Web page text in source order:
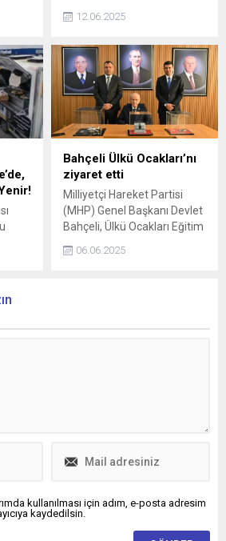
çip
faaliyetlerinde rol alan İrem
İsveç Kraliyet Vakfı’nın
Değer Temelli Genç Liderlik
Programı’nı tamamladı. 3
Haziran’da Stockholm’deki
Kraliyet Sarayı’nda yer alan
Bernadotte
Kütüphanesi’nde
düzenlenen törende,
diplomalarını İsveç Kralı Carl
Gustaf’tan aldı.
12.06.2025
Bahçeli Ülkü Ocakları’nı
ziyaret etti
Milliyetçi Hareket Partisi
(MHP) Genel Başkanı Devlet
Bahçeli, Ülkü Ocakları Eğitim
06.06.2025
kullanılması için adım, e-posta adresim
kaydedilsin.